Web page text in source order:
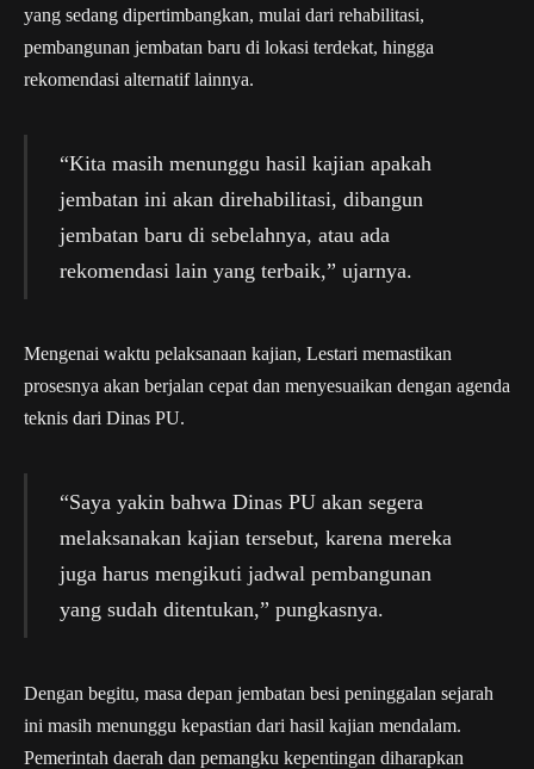
yang sedang dipertimbangkan, mulai dari rehabilitasi,
pembangunan jembatan baru di lokasi terdekat, hingga
rekomendasi alternatif lainnya.
“Kita masih menunggu hasil kajian apakah
jembatan ini akan direhabilitasi, dibangun
jembatan baru di sebelahnya, atau ada
rekomendasi lain yang terbaik,” ujarnya.
Mengenai waktu pelaksanaan kajian, Lestari memastikan
prosesnya akan berjalan cepat dan menyesuaikan dengan agenda
teknis dari Dinas PU.
“Saya yakin bahwa Dinas PU akan segera
melaksanakan kajian tersebut, karena mereka
juga harus mengikuti jadwal pembangunan
yang sudah ditentukan,” pungkasnya.
Dengan begitu, masa depan jembatan besi peninggalan sejarah
ini masih menunggu kepastian dari hasil kajian mendalam.
Pemerintah daerah dan pemangku kepentingan diharapkan